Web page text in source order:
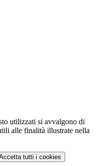
utilizzati si avvalgono di
alle finalità illustrate nella
tutti i cookies